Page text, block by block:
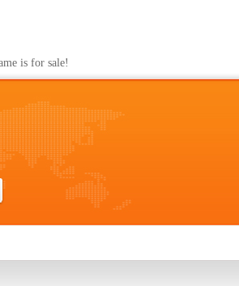
is for sale!